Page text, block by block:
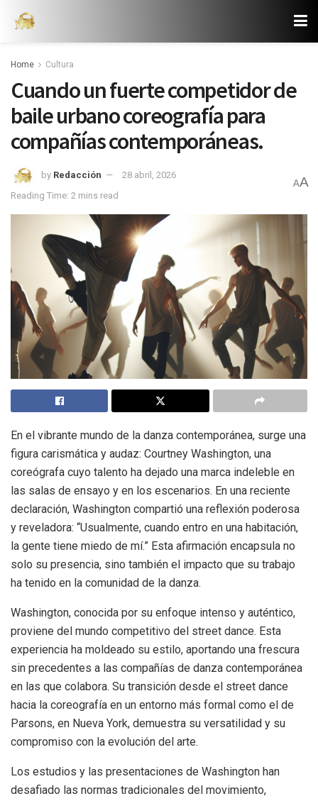
Home Cultura
Cuando un fuerte competidor de
baile urbano coreografía para
compañías contemporáneas.
by Redacción
28 abril, 2026
Reading Time: 2 mins read
AA
En el vibrante mundo de la danza contemporánea, surge una
figura carismática y audaz: Courtney Washington, una
coreógrafa cuyo talento ha dejado una marca indeleble en
las salas de ensayo y en los escenarios. En una reciente
declaración, Washington compartió una reflexión poderosa
y reveladora: “Usualmente, cuando entro en una habitación,
la gente tiene miedo de mí.” Esta afirmación encapsula no
solo su presencia, sino también el impacto que su trabajo
ha tenido en la comunidad de la danza.
Washington, conocida por su enfoque intenso y auténtico,
proviene del mundo competitivo del street dance. Esta
experiencia ha moldeado su estilo, aportando una frescura
sin precedentes a las compañías de danza contemporánea
en las que colabora. Su transición desde el street dance
hacia la coreografía en un entorno más formal como el de
Parsons, en Nueva York, demuestra su versatilidad y su
compromiso con la evolución del arte.
Los estudios y las presentaciones de Washington han
desafiado las normas tradicionales del movimiento,